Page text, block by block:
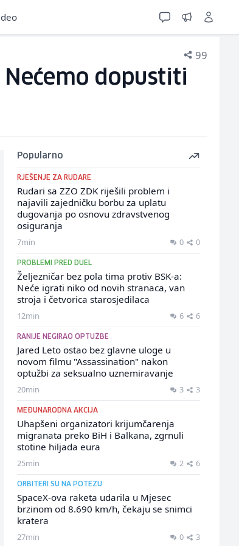
99
dopustiti
Popularno
RJEŠENJE ZA RUDARE
Rudari sa ZZO ZDK riješili problem i
najavili zajedničku borbu za uplatu
dugovanja po osnovu zdravstvenog
osiguranja
7min 0 0
PROBLEMI PRED DUEL
Željezničar bez pola tima protiv BSK-a:
Neće igrati niko od novih stranaca, van
stroja i četvorica starosjedilaca
12min 6 6
RANIJE NEGIRAO OPTUŽBE
Jared Leto ostao bez glavne uloge u
novom filmu "Assassination" nakon
optužbi za seksualno uznemiravanje
20min 3 3
MEĐUNARODNA AKCIJA
Uhapšeni organizatori krijumčarenja
migranata preko BiH i Balkana, zgrnuli
stotine hiljada eura
25min 2 6
ORBITERI SU NA POTEZU
SpaceX-ova raketa udarila u Mjesec
brzinom od 8.690 km/h, čekaju se snimci
kratera
27min 0 3